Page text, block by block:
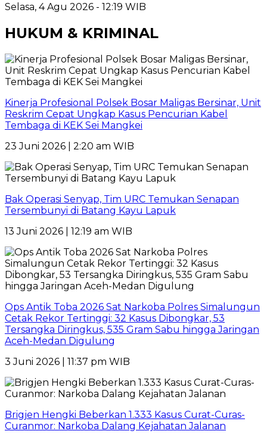
Selasa, 4 Agu 2026 - 12:19 WIB
HUKUM & KRIMINAL
Kinerja Profesional Polsek Bosar Maligas Bersinar, Unit
Reskrim Cepat Ungkap Kasus Pencurian Kabel
Tembaga di KEK Sei Mangkei
23 Juni 2026 | 2:20 am WIB
Bak Operasi Senyap, Tim URC Temukan Senapan
Tersembunyi di Batang Kayu Lapuk
13 Juni 2026 | 12:19 am WIB
Ops Antik Toba 2026 Sat Narkoba Polres Simalungun
Cetak Rekor Tertinggi: 32 Kasus Dibongkar, 53
Tersangka Diringkus, 535 Gram Sabu hingga Jaringan
Aceh-Medan Digulung
3 Juni 2026 | 11:37 pm WIB
Brigjen Hengki Beberkan 1.333 Kasus Curat-Curas-
Curanmor: Narkoba Dalang Kejahatan Jalanan